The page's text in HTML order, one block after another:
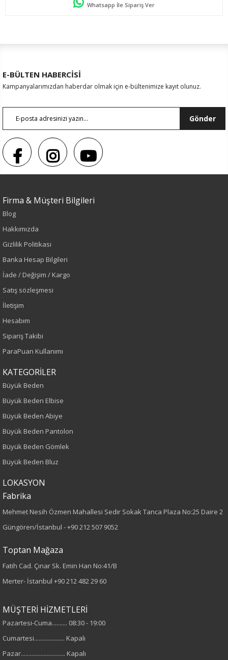
Sezon : KIŞLIK
Renk
Sezon
Sonbahar-Kış
Yaş Grubu
Kalıp
Boy
75
Kumaş Tipi
Baskılı
Cinsiyet
Kadın
Whatsapp İle Sipariş Ver
E-BÜLTEN HABERCİSİ
Kampanyalarımızdan haberdar olmak için e-bültenimize kayıt olunuz.
Gönder
Firma & Müşteri Bilgileri
Blog
Hakkımızda
Gizlilik Politikası
Banka Hesap Bilgileri
İade / Değişim / Kargo
Satış sözleşmesi
İletişim
Hesabım
Sipariş Takibi
ParaPuan Kullanımı
KATEGORİLER
Büyük Beden
Büyük Beden Elbise
Büyük Beden Abiye
Büyük Beden Pantolon
Büyük Beden Gömlek
Büyük Beden Bluz
LOKASYON
Fabrika
Mehmet Nesih Özmen Mahallesi Sedir Sokak Tanca Plaza No:25 Daire 2
Güngören/İstanbul -+90 212 507 9052
Toptan Mağaza
Fatih Cad. Çınar Sk. Emin Han No:41/B
Merter- İstanbul +90 212 482 29 60
MÜŞTERİ HİZMETLERİ
Pazartesi-Cuma.......... 08:30 - 19:00
Cumartesi.................... Kapalı
Pazar............................. Kapalı